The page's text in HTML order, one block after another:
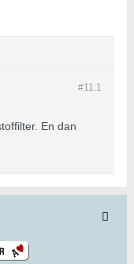
#11.1
En dan